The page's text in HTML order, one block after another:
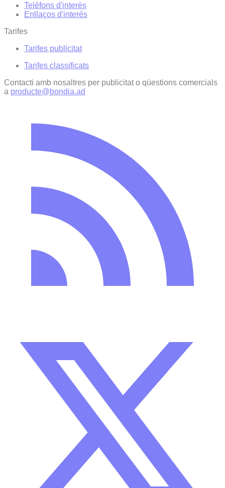
Telèfons d'interès
Enllaços d'interés
Tarifes
Tarifes publicitat
Tarifes classificats
Contacti amb nosaltres per publicitat o qüestions comercials
a producte@bondia.ad